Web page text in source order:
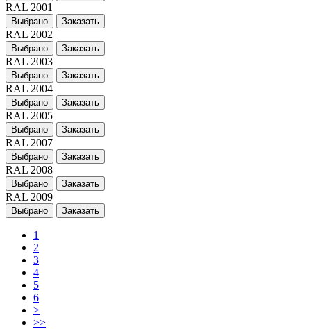
RAL 2001
Выбрано Заказать
RAL 2002
Выбрано Заказать
RAL 2003
Выбрано Заказать
RAL 2004
Выбрано Заказать
RAL 2005
Выбрано Заказать
RAL 2007
Выбрано Заказать
RAL 2008
Выбрано Заказать
RAL 2009
Выбрано Заказать
1
2
3
4
5
6
>
>>